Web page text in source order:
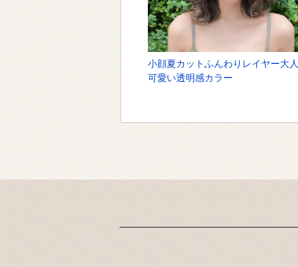
小顔夏カットふんわりレイヤー大人
可愛い透明感カラー